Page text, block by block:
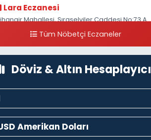
Lara Eczanesi
Mahallesi, Sıraselviler Caddesi No:73 A
Tüm Nöbetçi Eczaneler
Döviz & Altın Hesaplayıcı